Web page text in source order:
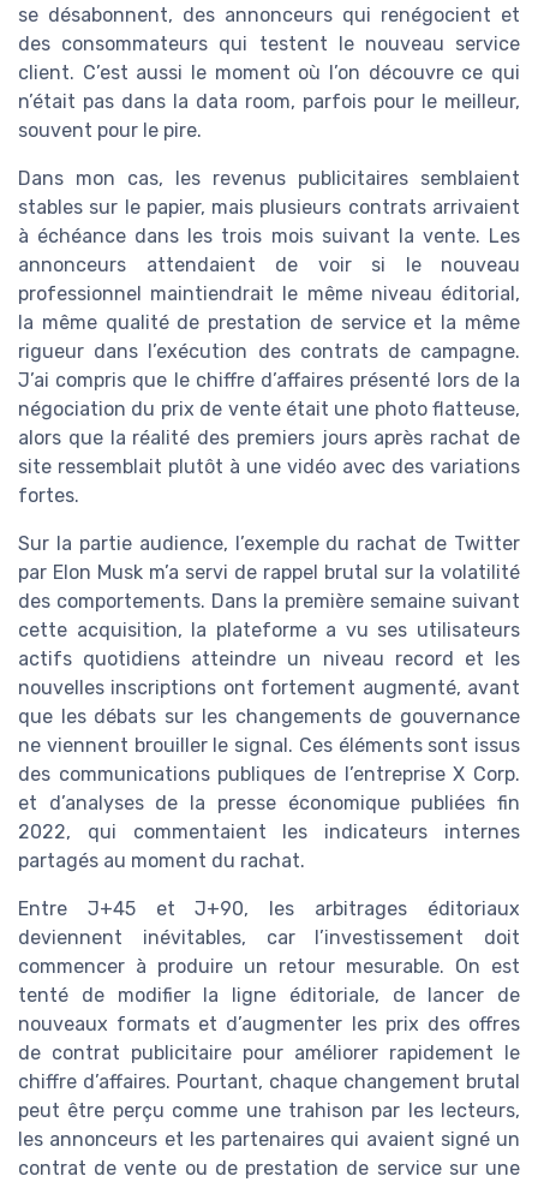
se désabonnent, des annonceurs qui renégocient et
des consommateurs qui testent le nouveau service
client. C’est aussi le moment où l’on découvre ce qui
n’était pas dans la data room, parfois pour le meilleur,
souvent pour le pire.
Dans mon cas, les revenus publicitaires semblaient
stables sur le papier, mais plusieurs contrats arrivaient
à échéance dans les trois mois suivant la vente. Les
annonceurs attendaient de voir si le nouveau
professionnel maintiendrait le même niveau éditorial,
la même qualité de prestation de service et la même
rigueur dans l’exécution des contrats de campagne.
J’ai compris que le chiffre d’affaires présenté lors de la
négociation du prix de vente était une photo flatteuse,
alors que la réalité des premiers jours après rachat de
site ressemblait plutôt à une vidéo avec des variations
fortes.
Sur la partie audience, l’exemple du rachat de Twitter
par Elon Musk m’a servi de rappel brutal sur la volatilité
des comportements. Dans la première semaine suivant
cette acquisition, la plateforme a vu ses utilisateurs
actifs quotidiens atteindre un niveau record et les
nouvelles inscriptions ont fortement augmenté, avant
que les débats sur les changements de gouvernance
ne viennent brouiller le signal. Ces éléments sont issus
des communications publiques de l’entreprise X Corp.
et d’analyses de la presse économique publiées fin
2022, qui commentaient les indicateurs internes
partagés au moment du rachat.
Entre J+45 et J+90, les arbitrages éditoriaux
deviennent inévitables, car l’investissement doit
commencer à produire un retour mesurable. On est
tenté de modifier la ligne éditoriale, de lancer de
nouveaux formats et d’augmenter les prix des offres
de contrat publicitaire pour améliorer rapidement le
chiffre d’affaires. Pourtant, chaque changement brutal
peut être perçu comme une trahison par les lecteurs,
les annonceurs et les partenaires qui avaient signé un
contrat de vente ou de prestation de service sur une